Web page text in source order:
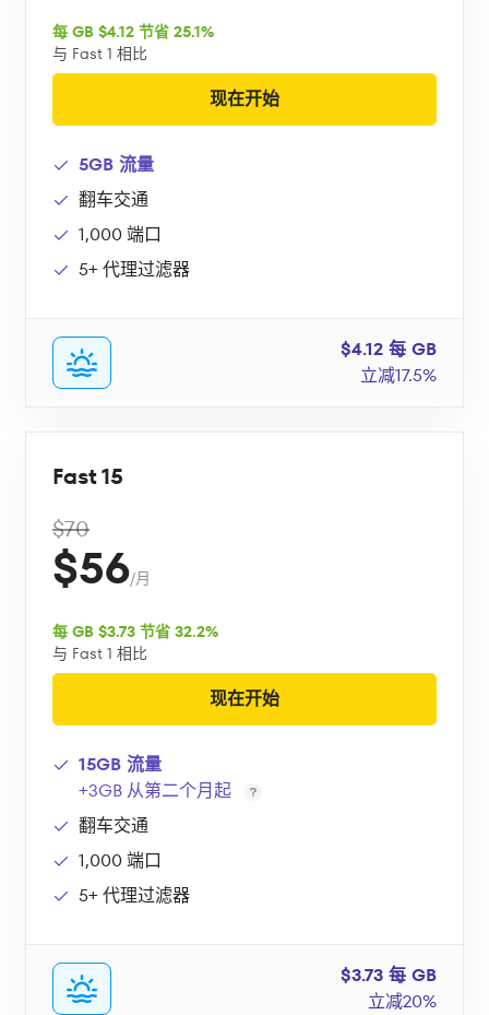
每 GB $4.12 节省 25.1%
与 Fast 1 相比
现在开始
5GB 流量
翻车交通
1,000 端口
5+ 代理过滤器
$4.12 每 GB
立减17.5%
Fast 15
$70
$56/月
每 GB $3.73 节省 32.2%
与 Fast 1 相比
现在开始
15GB 流量
+3GB 从第二个月起
翻车交通
1,000 端口
5+ 代理过滤器
$3.73 每 GB
立减20%